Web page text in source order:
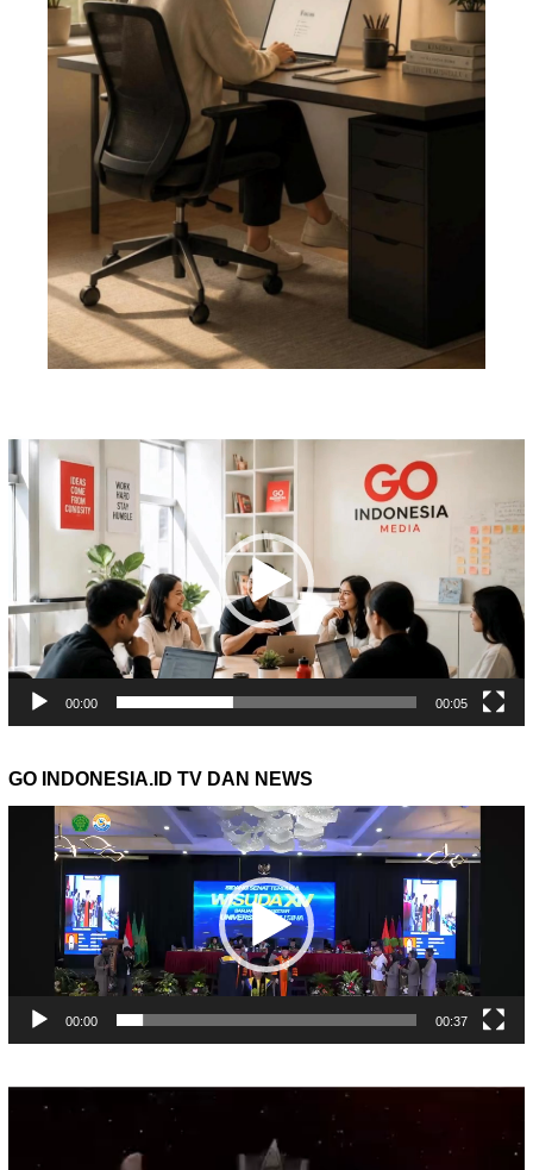
Pemutar
Video
00:00 00:05
GO INDONESIA.ID TV DAN NEWS
Pemutar
00:00 00:37